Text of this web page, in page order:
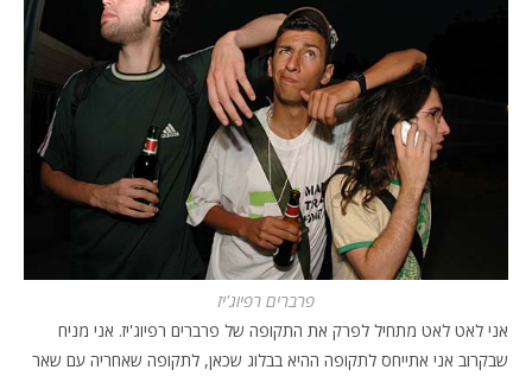
פרברים רפיוג'יז
אני לאט לאט מתחיל לפרק את התקופה של פרברים רפיוג'יז. אני מניח
שבקרוב אני אתייחס לתקופה ההיא בבלוג שכאן, לתקופה שאחריה עם שאר